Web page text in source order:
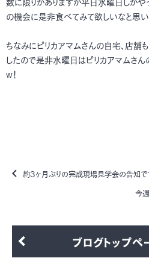
の機会に是非食べてみて欲しいなと思い
ちなみにピリカアマムさんの自宅、店舗
したので是非水曜日はピリカアマムさ
w！
約3ヶ月ぶりの完成現場見学会の告知
今
ブログトップペ